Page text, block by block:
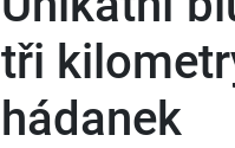
tři
hádanek